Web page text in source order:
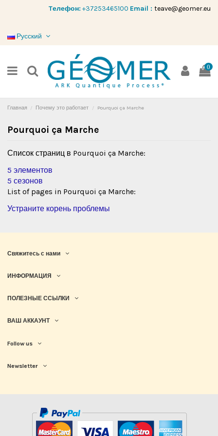
Tелефон: +37253465100 Email : teave@geomer.eu
Русский
0
Главная Почему это работает Pourquoi ça Marche
Pourquoi ça Marche
Список страниц в Pourquoi ça Marche:
5 элементов
5 сезонов
List of pages in Pourquoi ça Marche:
Устраните корень проблемы
Свяжитесь с нами
ИНФОРМАЦИЯ
ПОЛЕЗНЫЕ ССЫЛКИ
ВАШ АККАУНТ
Follow us
Newsletter